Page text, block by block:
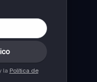
la Política de